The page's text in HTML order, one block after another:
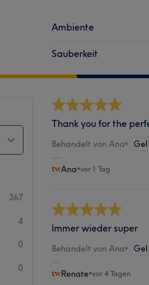
Ambiente
Sauberkeit
367
4
0
0
Thank you for the
Behandelt von Ana•
Ana•vor 1 Tag
Immer wieder super
Behandelt von Ana•
Renate•vor 4 Tagen